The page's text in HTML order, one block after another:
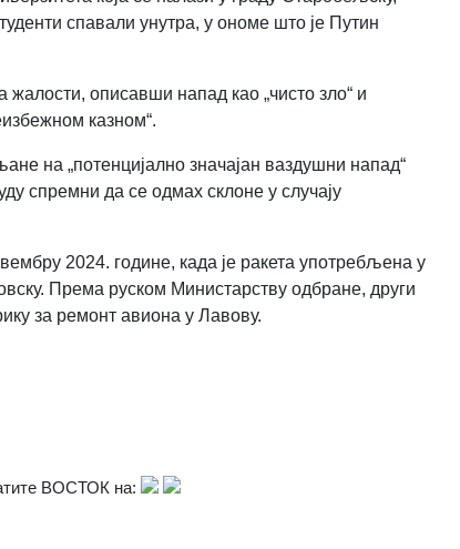
спавали унутра, у ономе што је Путин
описавши напад као „чисто зло“ и
казном“.
на „потенцијално значајан ваздушни напад“
спремни да се одмах склоне у случају
2024. године, када је ракета употребљена у
Према руском Министарству одбране, други
за ремонт авиона у Лавову.
ВОСТОК на: